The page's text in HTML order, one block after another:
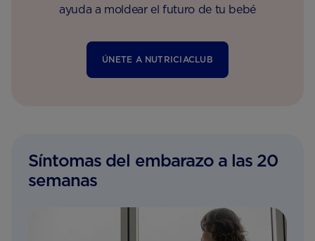
ayuda a moldear el futuro de tu bebé
ÚNETE A NUTRICIACLUB
Síntomas del embarazo a las 20
semanas